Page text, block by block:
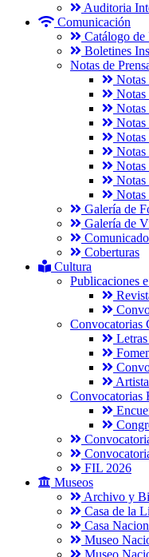
Auditoria
Comunicación
Catálogo de
Boletines
Notas de
Notas
Notas
Notas
Notas
Notas
Notas
Notas
Notas
Galería de
Galería de
Coberturas
Cultura
Publicaciones
Convocatorias
Convocatorias
FIL 2026
Museos
Archivo y
Casa de la
Casa
Museo
Museo